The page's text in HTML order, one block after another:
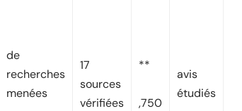
de
recherches
menées
17
sources
vérifiées
**
,750
avis
étudiés